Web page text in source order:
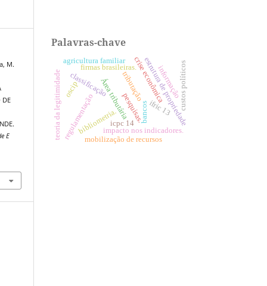
M.
DE
E
Palavras-chave
classificaçãoÁrea tributáriatributaçãoestrutura de propriedade
firmas brasileiras.
agricultura familiar
bibliometria. bancos
crise econômica
impacto nos indicadores.
regulamentação pesquisas.
mobilização de recursos
oscip
teoria da legitimidade custos políticos
ifric 13
icpc 14
informação